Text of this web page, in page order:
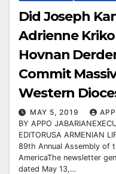
Did Joseph
Adrienne
Hovnan
Commit
Western
Diocesan
MAY 5, 2019
BY APPO
EDITORUSA ARMENIAN
89th Annual Assembly of
AmericaThe newsletter
dated May 13,…